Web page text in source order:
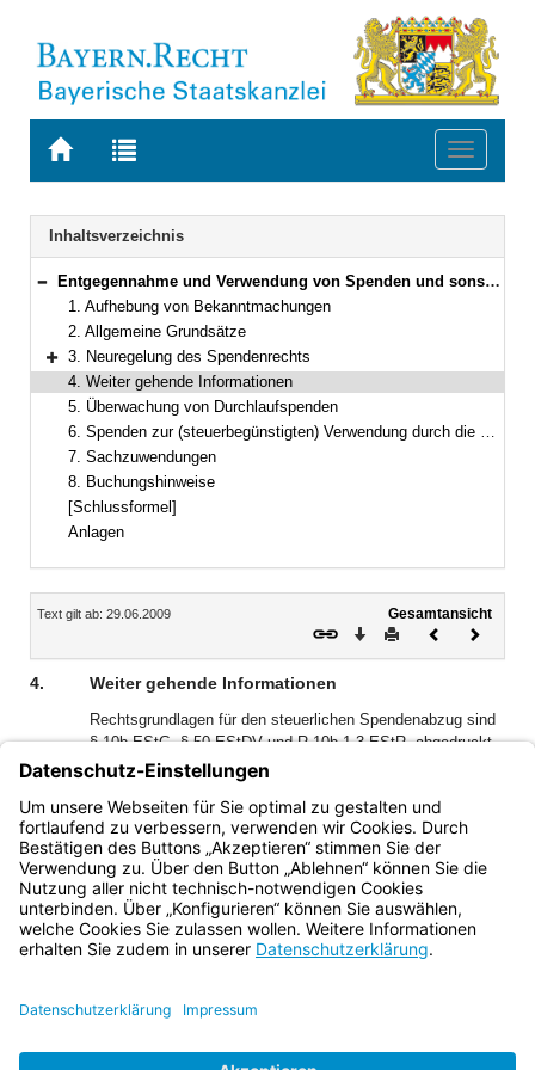
Zur
BAYERN.RECHT
Zur
letzten
Suche
Toggle
Navigation
Inhaltsverzeichnis
Bereich reduzieren
Entgegennahme und Verwendung von Spenden und sonstigen Zuwendungen durch Kommunen
1. Aufhebung von Bekanntmachungen
2. Allgemeine Grundsätze
Bereich erweitern
3. Neuregelung des Spendenrechts
4. Weiter gehende Informationen
5. Überwachung von Durchlaufspenden
6. Spenden zur (steuerbegünstigten) Verwendung durch die Gemeinde
7. Sachzuwendungen
8. Buchungshinweise
[Schlussformel]
Anlagen
Inhalt
Text gilt ab: 29.06.2009
Gesamtansicht
Download
DruckenVorheriges
4. Weiter gehende Informationen
Rechtsgrundlagen für den steuerlichen Spendenabzug sind
§ 10b EStG, § 50 EStDV und R 10b.1-3 EStR, abgedruckt
im amtlichen Einkommensteuer-Handbuch, das vom
Bundesministerium der Finanzen herausgegeben wird und
über den Buchhandel zu beziehen ist. Das Handbuch
erscheint jeweils im Frühjahr.
Bayern.de
BayernPortal
Impressum